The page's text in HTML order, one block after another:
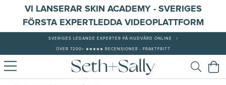
VI LANSERAR SKIN ACADEMY - SVERIGES
FÖRSTA EXPERTLEDDA VIDEOPLATTFORM
SVERIGES LEDANDE EXPERTER PÅ HUDVÅRD ONLINE
ÖVER 7200+ ★★★★★ RECENSIONER - FRAKTFRITT